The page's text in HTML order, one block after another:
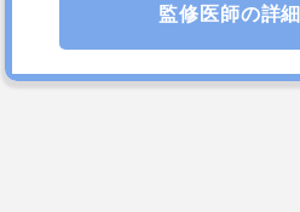
監修医師の詳